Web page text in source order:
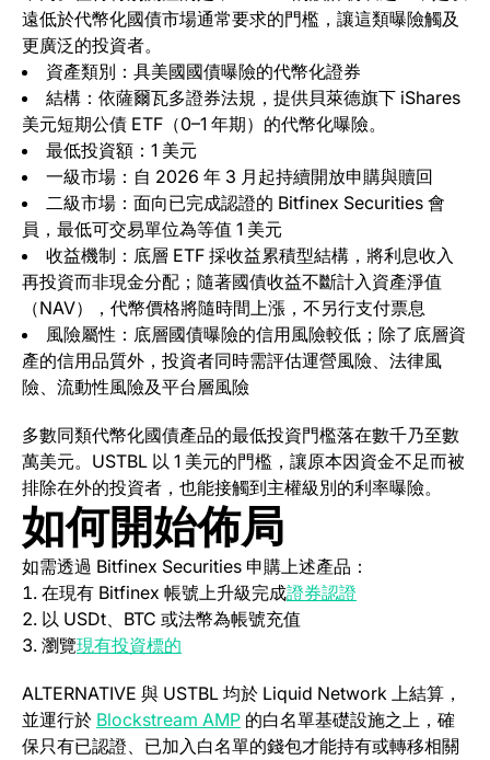
遠低於代幣化國債市場通常要求的門檻，讓這類曝險觸及
更廣泛的投資者。
資產類別：具美國國債曝險的代幣化證券
結構：依薩爾瓦多證券法規，提供貝萊德旗下 iShares
美元短期公債 ETF（0–1 年期）的代幣化曝險。
最低投資額：1 美元
一級市場：自 2026 年 3 月起持續開放申購與贖回
二級市場：面向已完成認證的 Bitfinex Securities 會
員，最低可交易單位為等值 1 美元
收益機制：底層 ETF 採收益累積型結構，將利息收入
再投資而非現金分配；隨著國債收益不斷計入資產淨值
（NAV），代幣價格將隨時間上漲，不另行支付票息
風險屬性：底層國債曝險的信用風險較低；除了底層資
產的信用品質外，投資者同時需評估運營風險、法律風
險、流動性風險及平台層風險
多數同類代幣化國債產品的最低投資門檻落在數千乃至數
萬美元。USTBL 以 1 美元的門檻，讓原本因資金不足而被
排除在外的投資者，也能接觸到主權級別的利率曝險。
如何開始佈局
如需透過 Bitfinex Securities 申購上述產品：
在現有 Bitfinex 帳號上升級完成證券認證
以 USDt、BTC 或法幣為帳號充值
瀏覽現有投資標的
ALTERNATIVE 與 USTBL 均於 Liquid Network 上結算，
並運行於 Blockstream AMP(opens in a new tab)
的白名單基礎設施之上，確
保只有已認證、已加入白名單的錢包才能持有或轉移相關